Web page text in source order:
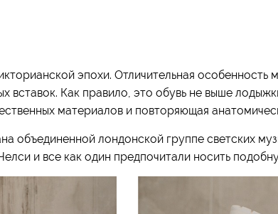
эпохи. Отличительная особенность
вставок. Как правило, это обувь не выше
материалов и повторяющая
объединенной лондонской группе светских
и все как один предпочитали носить